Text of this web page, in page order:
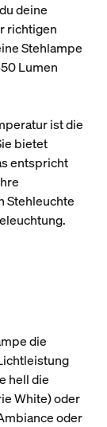
deine
richtigen
Stehlampe
Lumen
ist die
bietet
entspricht
Stehleuchte
die
hell die
White) oder
oder